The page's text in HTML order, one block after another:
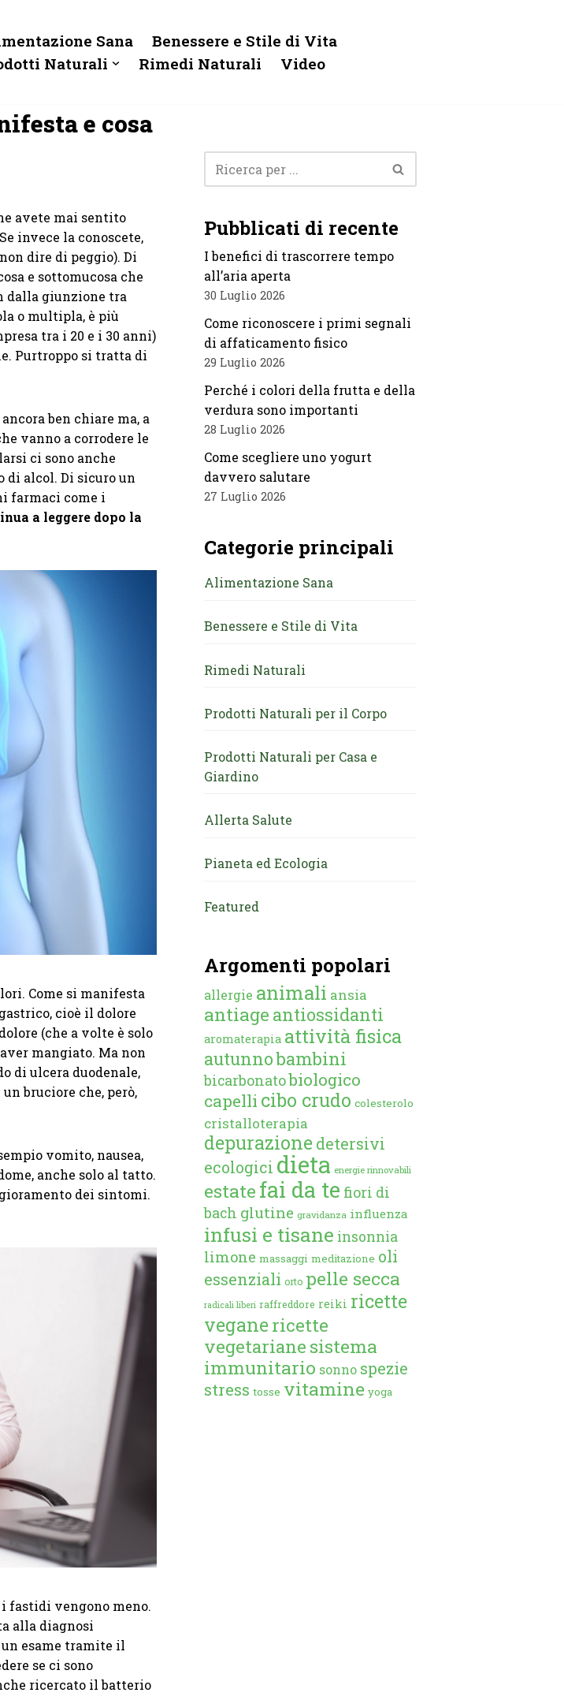
Sana
Benessere e Stile di Vita
Naturali
Rimedi Naturali Video
e cosa
avete mai sentito
invece la conoscete,
dire di peggio). Di
e sottomucosa che
dalla giunzione tra
o multipla, è più
tra i 20 e i 30 anni)
Purtroppo si tratta di
ben chiare ma, a
vanno a corrodere le
ci sono anche
di alcol. Di sicuro un
farmaci come i
a leggere dopo la
Come si manifesta
cioè il dolore
(che a volte è solo
mangiato. Ma non
di ulcera duodenale,
bruciore che, però,
vomito, nausea,
anche solo al tatto.
dei sintomi.
fastidi vengono meno.
alla diagnosi
esame tramite il
se ci sono
ricercato il batterio
Pubblicati di recente
I benefici di trascorrere tempo
all’aria aperta
30 Luglio 2026
Come riconoscere i primi segnali
di affaticamento fisico
29 Luglio 2026
Perché i colori della frutta e della
verdura sono importanti
28 Luglio 2026
Come scegliere uno yogurt
davvero salutare
27 Luglio 2026
Categorie principali
Alimentazione Sana
Benessere e Stile di Vita
Rimedi Naturali
Prodotti Naturali per il Corpo
Prodotti Naturali per Casa e
Giardino
Allerta Salute
Pianeta ed Ecologia
Featured
Argomenti popolari
allergie animali ansia
antiage antiossidanti
aromaterapia attività fisica
autunnobambini
bicarbonatobiologico
capelli cibo crudo colesterolo
cristalloterapia
depurazione detersivi
ecologici dieta energie rinnovabili
estate fai da te fiori di
bach glutine gravidanza influenza
infusi e tisane insonnia
limone massaggi meditazione oli
essenziali orto pelle secca
radicali liberi raffreddore reiki ricette
veganericette
vegetariane sistema
immunitario sonno spezie
stress tosse vitamine yoga